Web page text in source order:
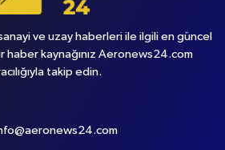
sanayi ve uzay haberleri ile ilgili en güncel
haber kaynağınız Aeronews24.com
takip edin.